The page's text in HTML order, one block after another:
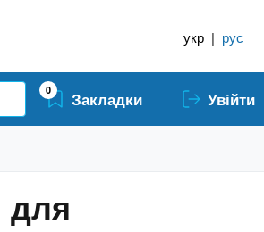
укр | рус
0 Закладки Увійти
для